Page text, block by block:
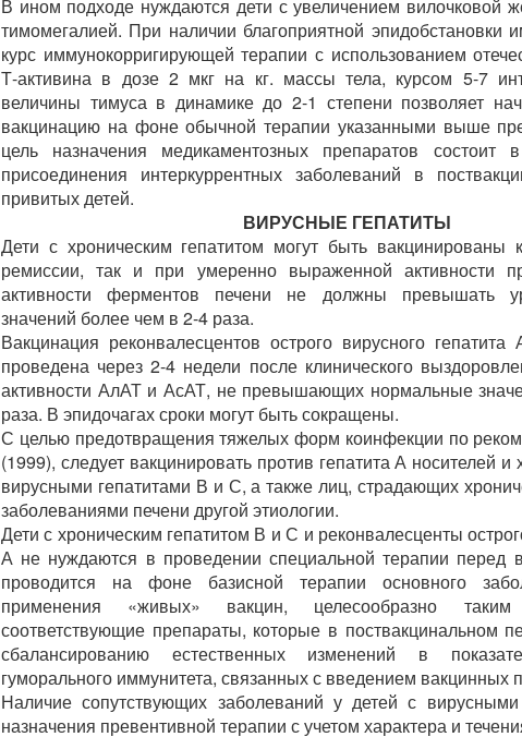
В ином подходе нуждаются дети с увеличением вилочковой
тимомегалией. При наличии благоприятной эпидобстановки
курс иммунокорригирующей терапии с использованием
Т-активина в дозе 2 мкг на кг. массы тела, курсом 5-7
величины тимуса в динамике до 2-1 степени позволяет
вакцинацию на фоне обычной терапии указанными выше
цель назначения медикаментозных препаратов состоит
присоединения интеркуррентных заболеваний в
привитых детей.
ВИРУСНЫЕ ГЕПАТИТЫ
Дети с хроническим гепатитом могут быть вакцинированы
ремиссии, так и при умеренно выраженной активности
активности ферментов печени не должны превышать
значений более чем в 2-4 раза.
Вакцинация реконвалесцентов острого вирусного
проведена через 2-4 недели после клинического
активности АлАТ и АсАТ, не превышающих нормальные
раза. В эпидочагах сроки могут быть сокращены.
С целью предотвращения тяжелых форм коинфекции по
(1999), следует вакцинировать против гепатита А носителей
вирусными гепатитами В и С, а также лиц, страдающих
заболеваниями печени другой этиологии.
Дети с хроническим гепатитом В и С и реконвалесценты
А не нуждаются в проведении специальной терапии перед
проводится на фоне базисной терапии основного
применения «живых» вакцин, целесообразно
соответствующие препараты, которые в поствакцинальном
сбалансированию естественных изменений в
гуморального иммунитета, связанных с введением вакцинных
Наличие сопутствующих заболеваний у детей с вирусными
назначения превентивной терапии с учетом характера и